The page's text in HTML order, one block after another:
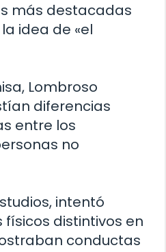
más destacadas
idea de «el
Lombroso
diferencias
entre los
no
intentó
distintivos en
conductas